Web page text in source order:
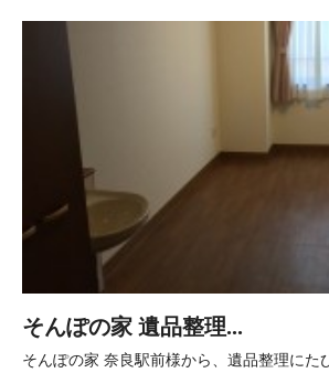
そんぽの家 遺品整理...
そんぽの家 奈良駅前様から、遺品整理にた